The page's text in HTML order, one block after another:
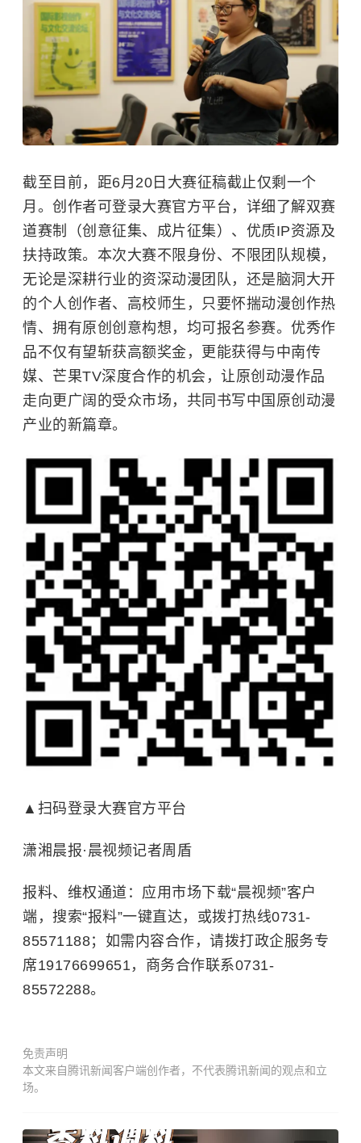
截至目前，距6月20日大赛征稿截止仅剩一个
月。创作者可登录大赛官方平台，详细了解双赛
道赛制（创意征集、成片征集）、优质IP资源及
扶持政策。本次大赛不限身份、不限团队规模，
无论是深耕行业的资深动漫团队，还是脑洞大开
的个人创作者、高校师生，只要怀揣动漫创作热
情、拥有原创创意构想，均可报名参赛。优秀作
品不仅有望斩获高额奖金，更能获得与中南传
媒、芒果TV深度合作的机会，让原创动漫作品
走向更广阔的受众市场，共同书写中国原创动漫
产业的新篇章。
▲扫码登录大赛官方平台
潇湘晨报·晨视频记者周盾
报料、维权通道：应用市场下载“晨视频”客户
端，搜索“报料”一键直达，或拨打热线0731-
85571188；如需内容合作，请拨打政企服务专
席19176699651，商务合作联系0731-
85572288。
免责声明
本文来自腾讯新闻客户端创作者，不代表腾讯新闻的观点和立
场。